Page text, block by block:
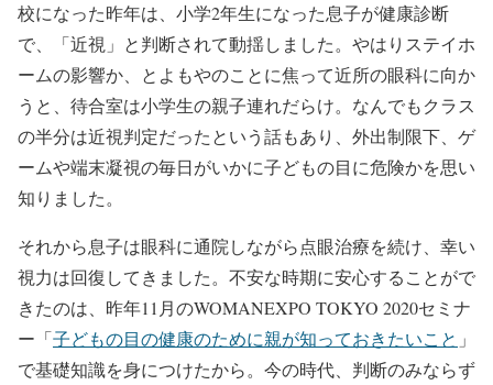
校になった昨年は、小学2年生になった息子が健康診断
で、「近視」と判断されて動揺しました。やはりステイホ
ームの影響か、とよもやのことに焦って近所の眼科に向か
うと、待合室は小学生の親子連れだらけ。なんでもクラス
の半分は近視判定だったという話もあり、外出制限下、ゲ
ームや端末凝視の毎日がいかに子どもの目に危険かを思い
知りました。
それから息子は眼科に通院しながら点眼治療を続け、幸い
視力は回復してきました。不安な時期に安心することがで
きたのは、昨年11月のWOMANEXPO TOKYO 2020セミナ
ー「子どもの目の健康のために親が知っておきたいこと 」
で基礎知識を身につけたから。今の時代、判断のみならず